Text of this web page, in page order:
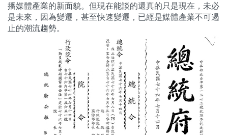
優質兒少
研究計畫
申訴
捐款支持
播媒體產業的新面貌。但現在能談的還真的只是現在，未必
是未來，因為變遷，甚至快速變遷，已經是媒體產業不可遏
止的潮流趨勢。